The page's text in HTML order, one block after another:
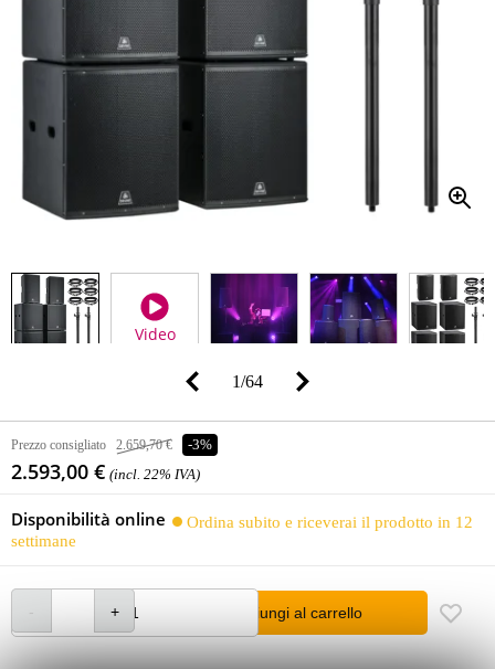
Video
1/64
Prezzo consigliato 2.659,70 € -3%
2.593,00 € (incl. 22% IVA)
Disponibilità online
Ordina subito e riceverai il prodotto in 12
settimane
Aggiungi al carrello